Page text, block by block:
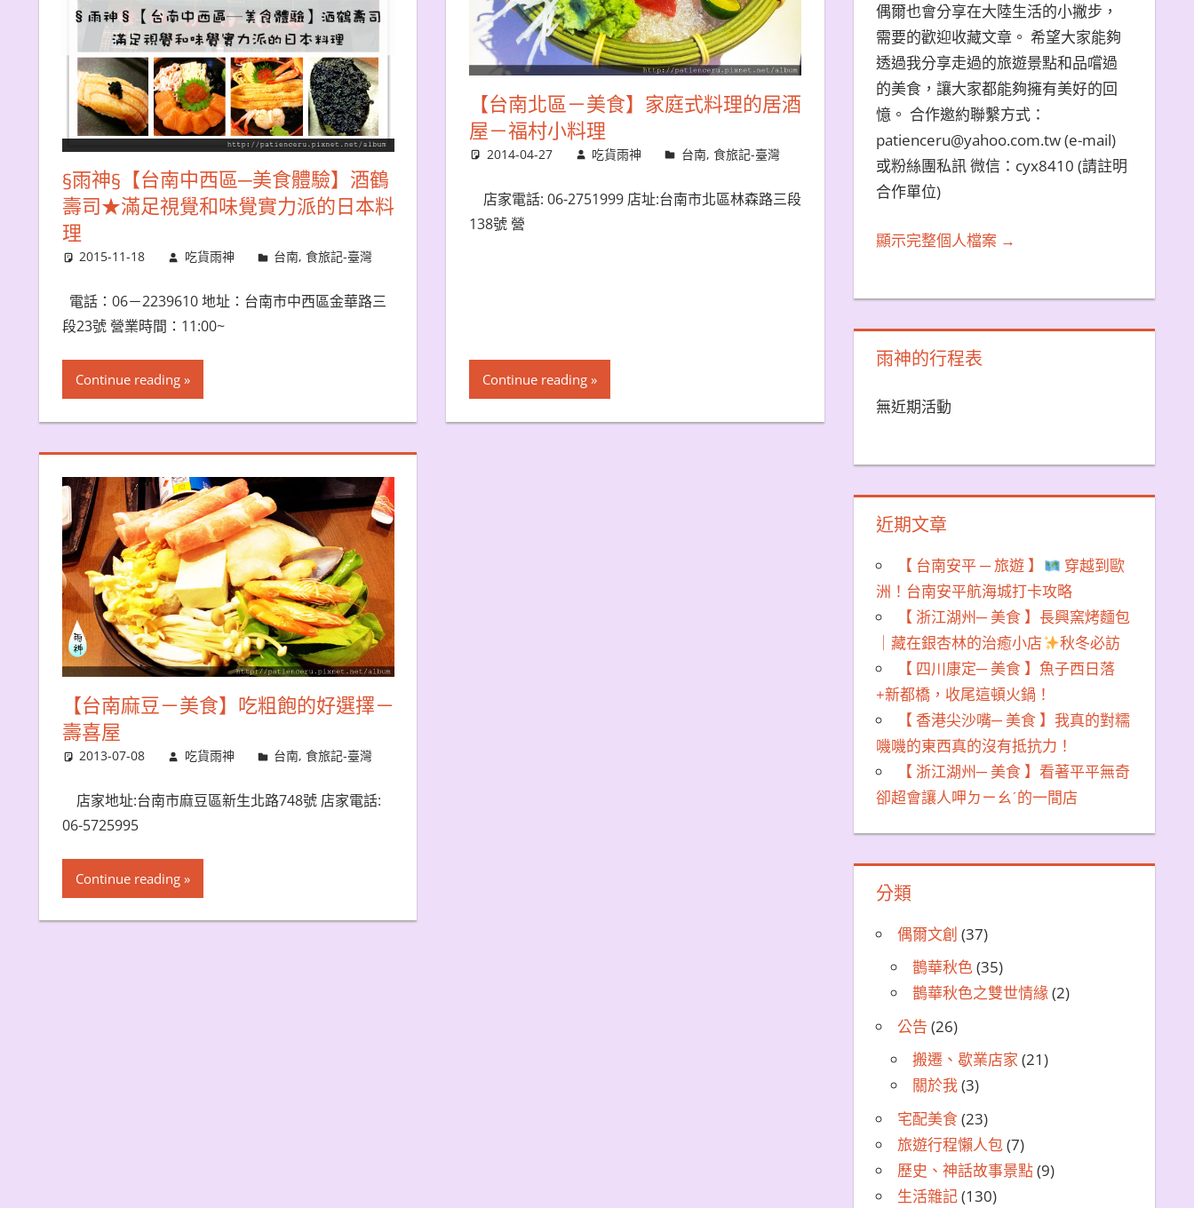
§雨神§【台南中西區─美食體驗】酒鶴
壽司★滿足視覺和味覺實力派的日本料
理
2015-11-18 吃貨雨神 台南,食旅記-臺灣
電話：06－2239610 地址：台南市中西區金華路三
段23號 營業時間：11:00~
Continue reading
【台南北區－美食】家庭式料理的居酒
屋－福村小料理
2014-04-27 吃貨雨神 台南, 食旅記-臺灣
店家電話: 06-2751999 店址:台南市北區林森路三段
138號 營
Continue reading
【台南麻豆－美食】吃粗飽的好選擇－
壽喜屋
2013-07-08 吃貨雨神 台南,食旅記-臺灣
店家地址:台南市麻豆區新生北路748號 店家電話:
06-5725995
Continue reading
偶爾也會分享在大陸生活的小撇步，
需要的歡迎收藏文章。 希望大家能夠
透過我分享走過的旅遊景點和品嚐過
的美食，讓大家都能夠擁有美好的回
憶。 合作邀約聯繫方式：
patienceru@yahoo.com.tw (e-mail)
或粉絲團私訊 微信：cyx8410 (請註明
合作單位)
顯示完整個人檔案 →
雨神的行程表
無近期活動
近期文章
【 台南安平 ─ 旅遊 】
穿越到歐
洲！台南安平航海城打卡攻略
【 浙江湖州─ 美食 】長興窯烤麵包
｜藏在銀杏林的治癒小店
秋冬必訪
【 四川康定─ 美食 】魚子西日落
+新都橋，收尾這頓火鍋！
【 香港尖沙嘴─ 美食 】我真的對糯
嘰嘰的東西真的沒有抵抗力！
【 浙江湖州─ 美食 】看著平平無奇
卻超會讓人呷ㄉㄧㄠˊ的一間店
分類
偶爾文創 (37)
鵲華秋色(35)
鵲華秋色之雙世情緣(2)
公告 (26)
搬遷、歇業店家 (21)
關於我(3)
宅配美食(23)
旅遊行程懶人包(7)
歷史、神話故事景點(9)
生活雜記(130)